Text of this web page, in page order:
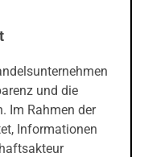
und die
Im Rahmen der
Informationen